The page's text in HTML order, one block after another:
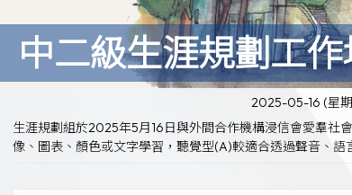
中二級生涯規劃工
2025-05-16 (星
生涯規劃組於2025年5月16日與外間合作機構浸信會愛羣社
像、圖表、顏色或文字學習，聽覺型(A)較適合透過聲音、